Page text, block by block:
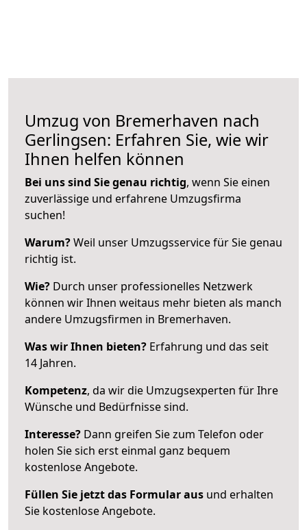
Umzug von Bremerhaven nach
Gerlingsen: Erfahren Sie, wie wir
Ihnen helfen können
Bei uns sind Sie genau richtig, wenn Sie einen
zuverlässige und erfahrene Umzugsfirma
suchen!
Warum?Weil unser Umzugsservice für Sie genau
richtig ist.
Wie? Durch unser professionelles Netzwerk
können wir Ihnen weitaus mehr bieten als manch
andere Umzugsfirmen in Bremerhaven.
Was wir Ihnen bieten? Erfahrung und das seit
14 Jahren.
Kompetenz, da wir die Umzugsexperten für Ihre
Wünsche und Bedürfnisse sind.
Interesse? Dann greifen Sie zum Telefon oder
holen Sie sich erst einmal ganz bequem
kostenlose Angebote.
Füllen Sie jetzt das Formular aus und erhalten
Sie kostenlose Angebote.